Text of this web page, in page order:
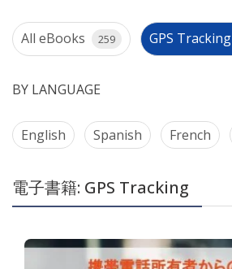
All eBooks 259 GPS Tracking
BY LANGUAGE
English Spanish French
電子書籍: GPS Tracking